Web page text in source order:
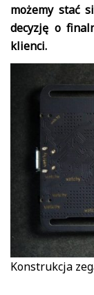
możemy stać
decyzję o
klienci.
Konstrukcja